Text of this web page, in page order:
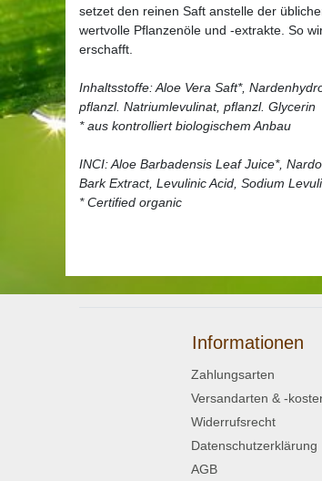
setzet den reinen Saft anstelle der
wertvolle Pflanzenöle und -extrakte. So
erschafft.
Inhaltsstoffe: Aloe Vera Saft*,
pflanzl. Natriumlevulinat, pflanzl. Glycerin
* aus kontrolliert biologischem Anbau
INCI: Aloe Barbadensis Leaf Juice*,
Bark Extract, Levulinic Acid, Sodium
* Certified organic
Informationen
Zahlungsarten
Versandarten & -
Widerrufsrecht
Datenschutzerklärung
AGB